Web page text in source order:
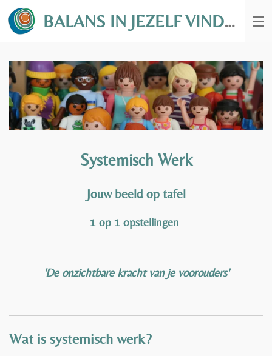
Ga
direct
hoofdinhoud
BALANS IN JEZELF VINDEN
Systemisch Werk
Jouw beeld op tafel
1 op 1 opstellingen
'De onzichtbare kracht van je voorouders'
Wat is systemisch werk?